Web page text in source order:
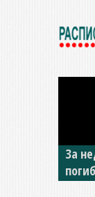
В
сбил